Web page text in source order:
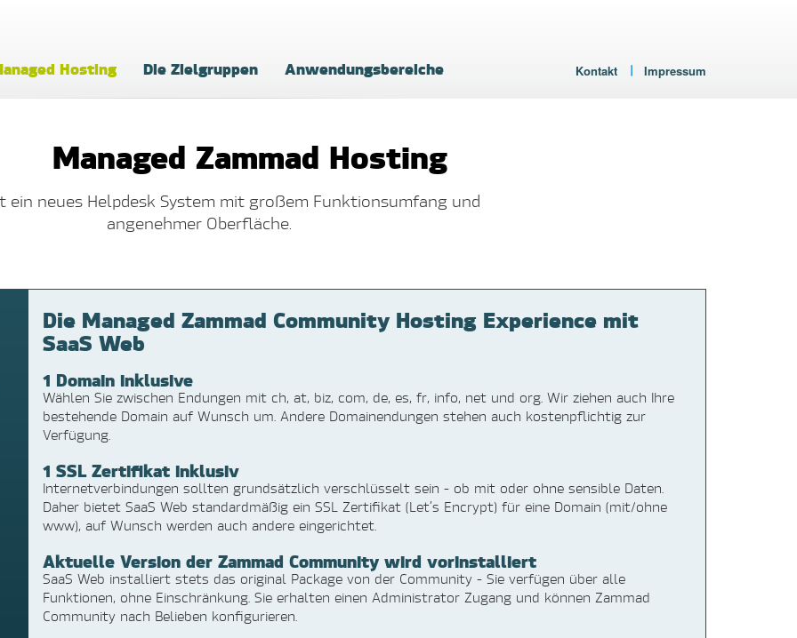
Hosting Die Zielgruppen Anwendungsbereiche Kontakt Impressum
Managed Zammad Hosting
ein neues Helpdesk System mit großem Funktionsumfang und
angenehmer Oberfläche.
Die Managed Zammad Community Hosting Experience mit
SaaS Web
1 Domain inklusive
Wählen Sie zwischen Endungen mit ch, at, biz, com, de, es, fr, info, net und org. Wir ziehen auch Ihre
bestehende Domain auf Wunsch um. Andere Domainendungen stehen auch kostenpflichtig zur
Verfügung.
1 SSL Zertifikat inklusiv
Internetverbindungen sollten grundsätzlich verschlüsselt sein - ob mit oder ohne sensible Daten.
Daher bietet SaaS Web standardmäßig ein SSL Zertifikat (Let’s Encrypt) für eine Domain (mit/ohne
www), auf Wunsch werden auch andere eingerichtet.
Aktuelle Version der Zammad Community wird vorinstalliert
SaaS Web installiert stets das original Package von der Community - Sie verfügen über alle
Funktionen, ohne Einschränkung. Sie erhalten einen Administrator Zugang und können Zammad
Community nach Belieben konfigurieren.